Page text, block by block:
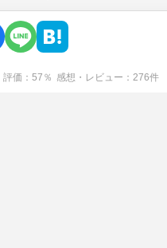
評価 57 ％ 感想・レビュー 276件